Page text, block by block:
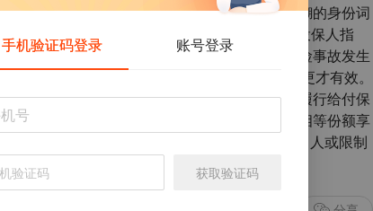
应注意以下几点：1.指定要明确。避免使用模糊的身份词
容易引起遗产纠纷。2.受益人应由被保险人或投保人指
变更受益人。投保后，在被保险人生存，保险事故发生
保险公司。由保险公司在保单上批注后，变更才有效。
险人的遗产，由保险人向被保险人的继承人履行给付保
人的受益顺序和受益份额，否则受益人按照相等份额享
偶或孩子。7.如果被保险人为无民事行为能力人或限制
手机验证码登录 账号登录
获取验证码